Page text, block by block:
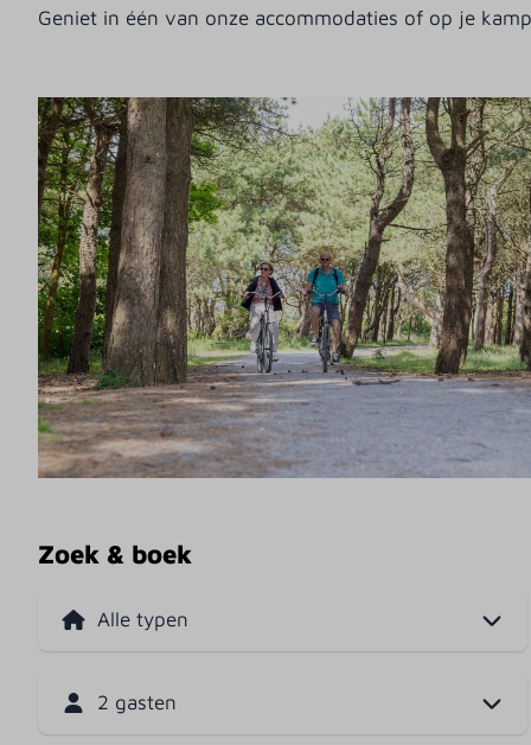
Geniet in één van onze accommodaties of op je
Zoek & boek
2 gasten